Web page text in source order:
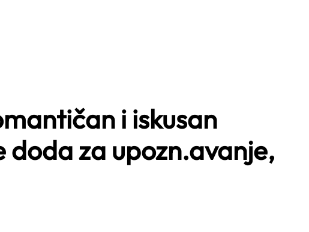
i iskusan
doda za upozn.avanje,